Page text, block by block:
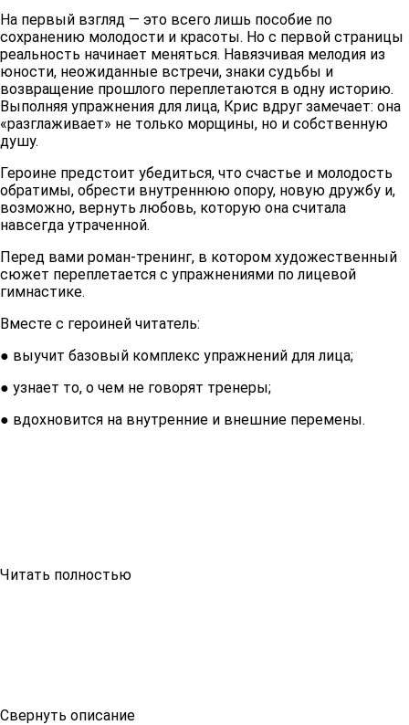
На первый взгляд — это всего лишь пособие по
сохранению молодости и красоты. Но с первой страницы
реальность начинает меняться. Навязчивая мелодия из
юности, неожиданные встречи, знаки судьбы и
возвращение прошлого переплетаются в одну историю.
Выполняя упражнения для лица, Крис вдруг замечает: она
«разглаживает» не только морщины, но и собственную
душу.
Героине предстоит убедиться, что счастье и молодость
обратимы, обрести внутреннюю опору, новую дружбу и,
возможно, вернуть любовь, которую она считала
навсегда утраченной.
Перед вами роман-тренинг, в котором художественный
сюжет переплетается с упражнениями по лицевой
гимнастике.
Вместе с героиней читатель:
● выучит базовый комплекс упражнений для лица;
● узнает то, о чем не говорят тренеры;
● вдохновится на внутренние и внешние перемены.
Читать полностью
Свернуть описание